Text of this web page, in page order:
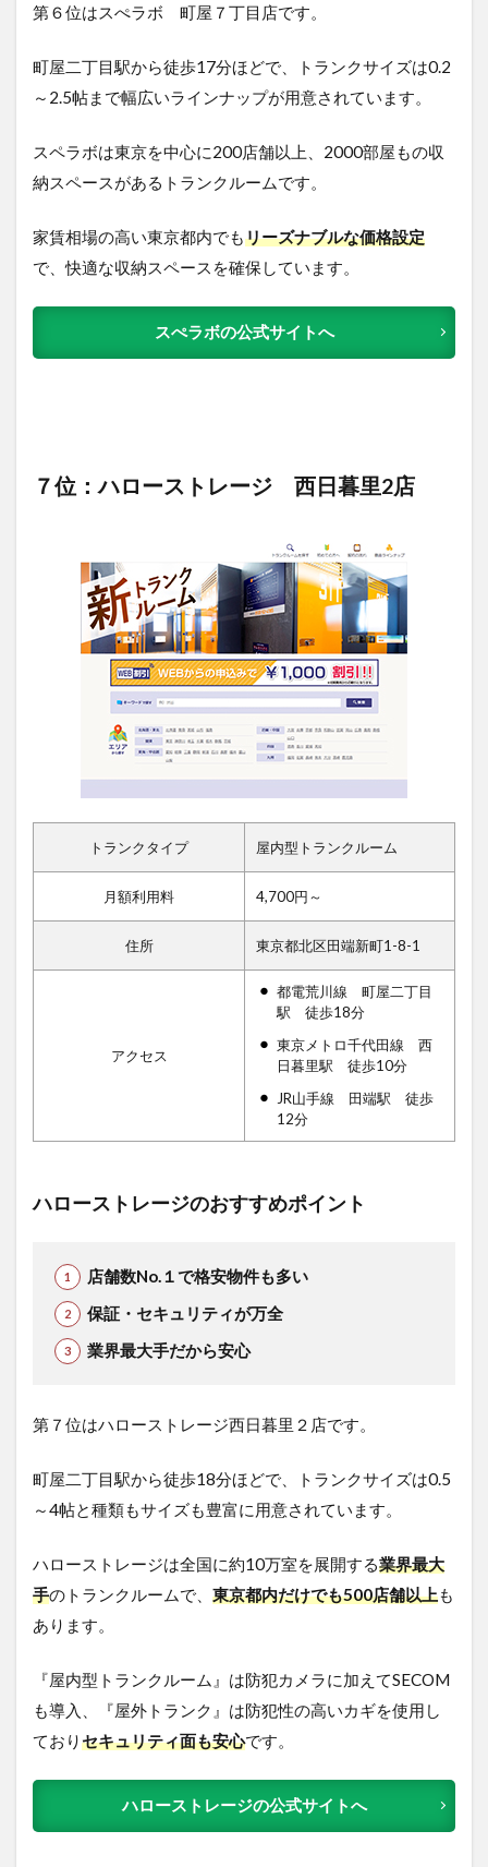
第６位はスぺラボ 町屋７丁目店です。
町屋二丁目駅から徒歩17分ほどで、トランクサイズは0.2
～2.5帖まで幅広いラインナップが用意されています。
スペラボは東京を中心に200店舗以上、2000部屋もの収
納スペースがあるトランクルームです。
家賃相場の高い東京都内でもリーズナブルな価格設定
で、快適な収納スペースを確保しています。
スぺラボの公式サイトへ
７位：ハローストレージ 西日暮里2店
トランクタイプ 屋内型トランクルーム
月額利用料 4,700円～
住所 東京都北区田端新町1-8-1
アクセス
都電荒川線 町屋二丁目
駅 徒歩18分
東京メトロ千代田線 西
日暮里駅 徒歩10分
JR山手線 田端駅 徒歩
12分
ハローストレージのおすすめポイント
店舗数No.１で格安物件も多い
保証・セキュリティが万全
業界最大手だから安心
第７位はハローストレージ西日暮里２店です。
町屋二丁目駅から徒歩18分ほどで、トランクサイズは0.5
～4帖と種類もサイズも豊富に用意されています。
ハローストレージは全国に約10万室を展開する業界最大
手のトランクルームで、 東京都内だけでも500店舗以上も
あります。
『屋内型トランクルーム』は防犯カメラに加えてSECOM
も導入、『屋外トランク』は防犯性の高いカギを使用し
ておりセキュリティ面も安心です。
ハローストレージの公式サイトへ